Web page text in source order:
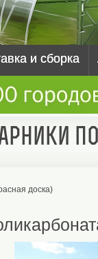
и сборка
доска)